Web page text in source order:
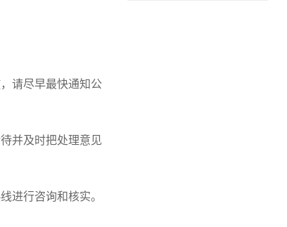
请尽早最快通知公
并及时把处理意见
进行咨询和核实。